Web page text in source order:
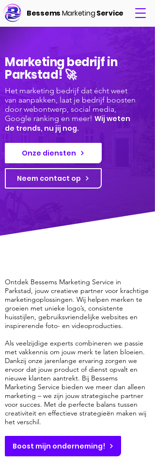
Bessems Marketing Service
Marketing bedrijf in
Parkstad! 🚀
Het marketing bedrijf dat écht weet
van aanpakken, laat je bedrijf boosten
door webontwerp, social media,
Google ranking en meer! Wij weten
de trends, nu jij nog.
Onze diensten
Neem contact op
Ontdek Bessems Marketing Service in
Parkstad, jouw creatieve partner voor krachtige
marketingoplossingen. Wij helpen merken te
groeien met unieke logo’s, consistente
huisstijlen, gebruiksvriendelijke websites en
inspirerende foto- en videoproducties.
Als veelzijdige experts combineren we passie
met vakkennis om jouw merk te laten bloeien.
Dankzij onze jarenlange ervaring zorgen we
ervoor dat jouw product of dienst opvalt en
nieuwe klanten aantrekt. Bij Bessems
Marketing Service bieden we meer dan alleen
marketing – we zijn jouw strategische partner
voor succes. Met de perfecte balans tussen
creativiteit en effectieve strategieën maken wij
het verschil.
Boost mijn onderneming!